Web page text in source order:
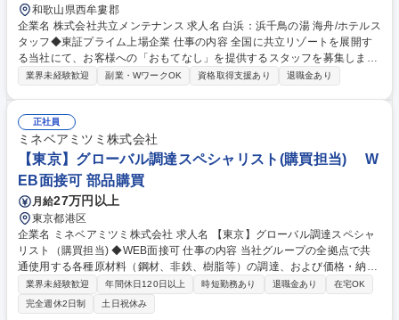
和歌山県西牟婁郡
企業名 株式会社共立メンテナンス 求人名 白浜：浜千鳥の湯 海舟/ホテルス
タッフ◆東証プライム上場企業 仕事の内容 全国に共立リゾートを展開す
る当社にて、お客様への「おもてなし」を提供するスタッフを募集しま
す。【フロント】■接客対応（チェックイン、チェックアウト、観光案
【予約販売/総務経理】データ入力・管理、電話対応／ホテルシステムによ
る予約受付、売上・入金処理 【施設管理】客室及び共用部、温浴施設の清
掃、ホテル内の設備点検などの計画及び実行、その他付帯設備の点検管
理、駐車場内での車両誘導・管理、送迎ドライバーなど 募集職種 白浜：
浜千鳥の湯 海舟/ホテルスタッフ◆東証プライム上場企業
業界未経験歓迎 副業・WワークOK 資格取得支援あり 退職金あり
正社員
ミネベアミツミ株式会社
【東京】グローバル調達スペシャリスト(購買担当) W
EB面接可 部品購買
月給27万円以上
東京都港区
企業名 ミネベアミツミ株式会社 求人名 【東京】グローバル調達スペシャ
リスト（購買担当) ◆WEB面接可 仕事の内容 当社グループの全拠点で共
通使用する各種原材料（鋼材、非鉄、樹脂等）の調達、および価格・納入
条件の折衝業務を行っていただきます。 入社後は適性に応じたメインの原
材料を担当し、以下の業務に携わっていただきます。 ・グループ全体の購
入データの集計、分析、商流および価格管理 ・サプライヤー（大手メーカ
業界未経験歓迎 年間休日120日以上 時短勤務あり 退職金あり
在宅OK
完全週休2日制
土日祝休み